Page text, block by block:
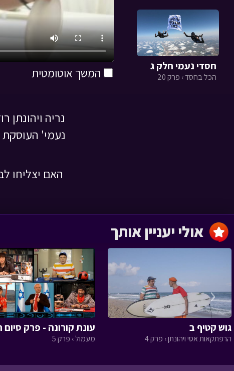
המשך אוטומטית
חסדי נעמי חלק ג
הכל בחסד › פרק 20
עונה 3 מבוא
הכל בחסד › פרק 17
נריה
נעמי'
האם יצליחו
גוש קטיף ב
הרפתקאות אסי ויהונתן › פרק 4
עונת קורונה - פרק סיום
מעמול › פרק 5
‹